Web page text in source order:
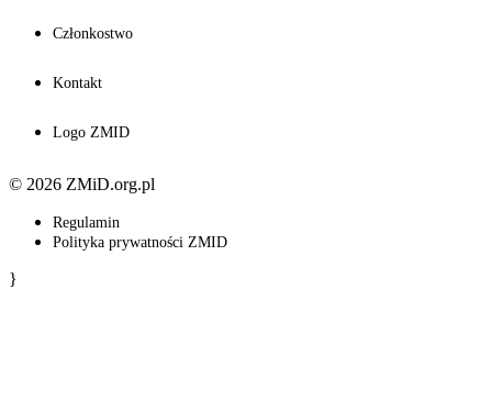
Członkostwo
Kontakt
Logo ZMID
© 2026 ZMiD.org.pl
Regulamin
Polityka prywatności ZMID
}